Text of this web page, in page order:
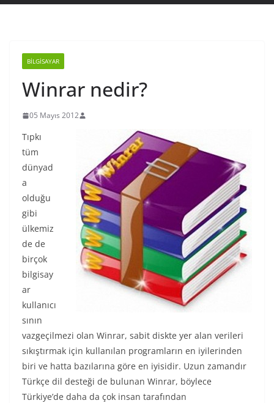
BILGISAYAR
Winrar nedir?
05 Mayıs 2012
Tıpkı
tüm
dünyad
a
olduğu
gibi
ülkemiz
de de
birçok
bilgisay
ar
kullanıcı
sının
vazgeçilmezi olan Winrar, sabit diskte yer alan verileri
sıkıştırmak için kullanılan programların en iyilerinden
biri ve hatta bazılarına göre en iyisidir. Uzun zamandır
Türkçe dil desteği de bulunan Winrar, böylece
Türkiye’de daha da çok insan tarafından